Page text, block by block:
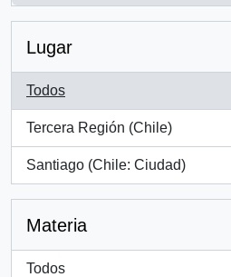
Lugar
Todos
Tercera Región (Chile)
, 1 resultados
Santiago (Chile: Ciudad)
, 1 resultados
Materia
Todos